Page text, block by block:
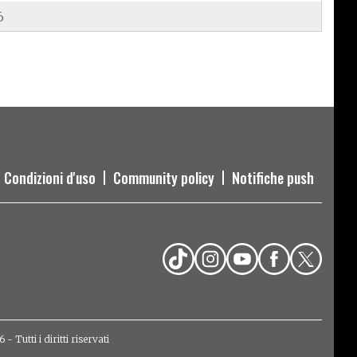
Condizioni d'uso Community policy Notifiche push
- Tutti i diritti riservati